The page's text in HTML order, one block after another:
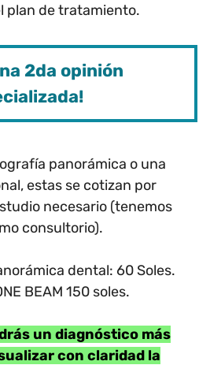
plan de tratamiento.
2da opinión
panorámica o una
estas se cotizan por
necesario (tenemos
consultorio).
dental: 60 Soles.
BEAM 150 soles.
un diagnóstico más
con claridad la